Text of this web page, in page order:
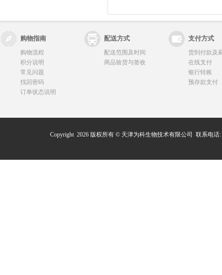
购物指南 配送方式 支付方式
购物流程
积分说明
常见问题
找回密码
订单状态说明
配送范围及时间
商品验货与签收
货到付款及
在线支付
银行转账
预存款支付
Copyright 2026 版权所有 © 天津为科生物技术有限公司 联系电